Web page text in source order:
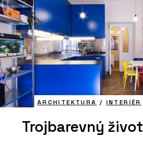
ARCHITEKTURA / INTERIÉR
Trojbarevný život